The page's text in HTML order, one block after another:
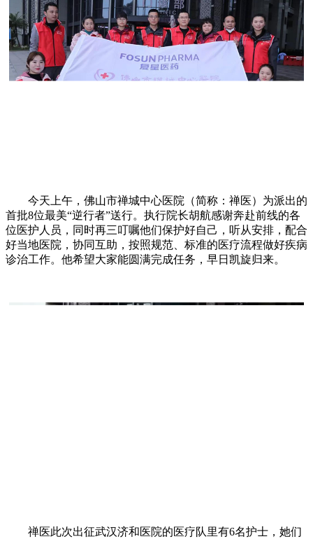
今天上午，佛山市禅城中心医院（简称：禅医）为派出的
首批8位最美“逆行者”送行。执行院长胡航感谢奔赴前线的各
位医护人员，同时再三叮嘱他们保护好自己，听从安排，配合
好当地医院，协同互助，按照规范、标准的医疗流程做好疾病
诊治工作。他希望大家能圆满完成任务，早日凯旋归来。
禅医此次出征武汉济和医院的医疗队里有6名护士，她们